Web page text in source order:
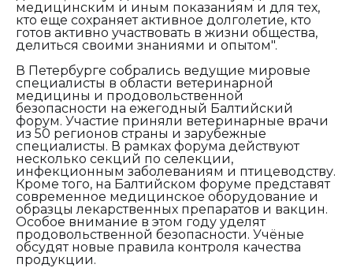
медицинским и иным показаниям и для тех,
кто еще сохраняет активное долголетие, кто
готов активно участвовать в жизни общества,
делиться своими знаниями и опытом".
В Петербурге собрались ведущие мировые
специалисты в области ветеринарной
медицины и продовольственной
безопасности на ежегодный Балтийский
форум. Участие приняли ветеринарные врачи
из 50 регионов страны и зарубежные
специалисты. В рамках форума действуют
несколько секций по селекции,
инфекционным заболеваниям и птицеводству.
Кроме того, на Балтийском форуме представят
современное медицинское оборудование и
образцы лекарственных препаратов и вакцин.
Особое внимание в этом году уделят
продовольственной безопасности. Учёные
обсудят новые правила контроля качества
продукции.